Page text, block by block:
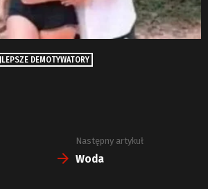
DEMOTYWATORY
Następny artykuł
Woda